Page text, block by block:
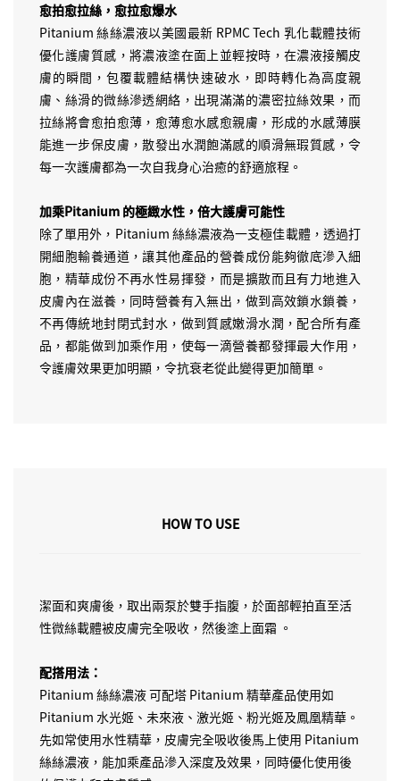
愈拍愈拉絲，愈拉愈爆水
Pitanium 絲絲濃液以美國最新 RPMC Tech 乳化載體技術
優化護膚質感，將濃液塗在面上並輕按時，在濃液接觸皮
膚的瞬間，包覆載體結構快速破水，即時轉化為高度親
膚、絲滑的微絲滲透網絡，出現滿滿的濃密拉絲效果，而
拉絲將會愈拍愈薄，愈薄愈水感愈親膚，形成的水感薄膜
能進一步保皮膚，散發出水潤飽滿感的順滑無瑕質感，令
每一次護膚都為一次自我身心治癒的舒適旅程。
加乘Pitanium 的極緻水性，倍大護膚可能性
除了單用外，Pitanium 絲絲濃液為一支極佳載體，透過打
開細胞輸養通道，讓其他產品的營養成份能夠徹底滲入細
胞，精華成份不再水性易揮發，而是擴散而且有力地進入
皮膚內在滋養，同時營養有入無出，做到高效鎖水鎖養，
不再傳統地封閉式封水，做到質感嫩滑水潤，配合所有產
品，都能做到加乘作用，使每一滴營養都發揮最大作用，
令護膚效果更加明顯，令抗衰老從此變得更加簡單。
HOW TO USE
潔面和爽膚後，取出兩泵於雙手指腹，於面部輕拍直至活
性微絲載體被皮膚完全吸收，然後塗上面霜 。
配搭用法：
Pitanium 絲絲濃液 可配塔 Pitanium 精華產品使用如
Pitanium 水光姬、未來液、激光姬、粉光姬及鳳凰精華。
先如常使用水性精華，皮膚完全吸收後馬上使用 Pitanium
絲絲濃液，能加乘產品滲入深度及效果，同時優化使用後